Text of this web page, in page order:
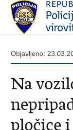
Objavljeno:
Na
pločice